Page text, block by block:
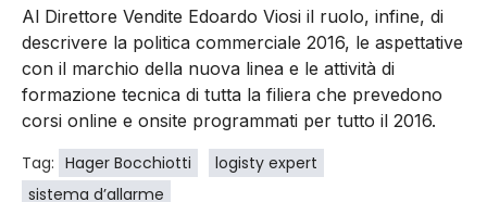
Al Direttore Vendite Edoardo Viosi il ruolo, infine, di
descrivere la politica commerciale 2016, le aspettative
con il marchio della nuova linea e le attività di
formazione tecnica di tutta la filiera che prevedono
corsi online e onsite programmati per tutto il 2016.
Tag: Hager Bocchiotti
logisty expert
sistema d’allarme